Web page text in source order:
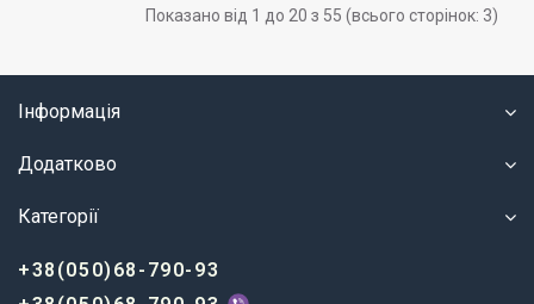
Показано від 1 до 20 з 55 (всього сторінок: 3)
Інформація
Додатково
Категорії
+38(050)68-790-93